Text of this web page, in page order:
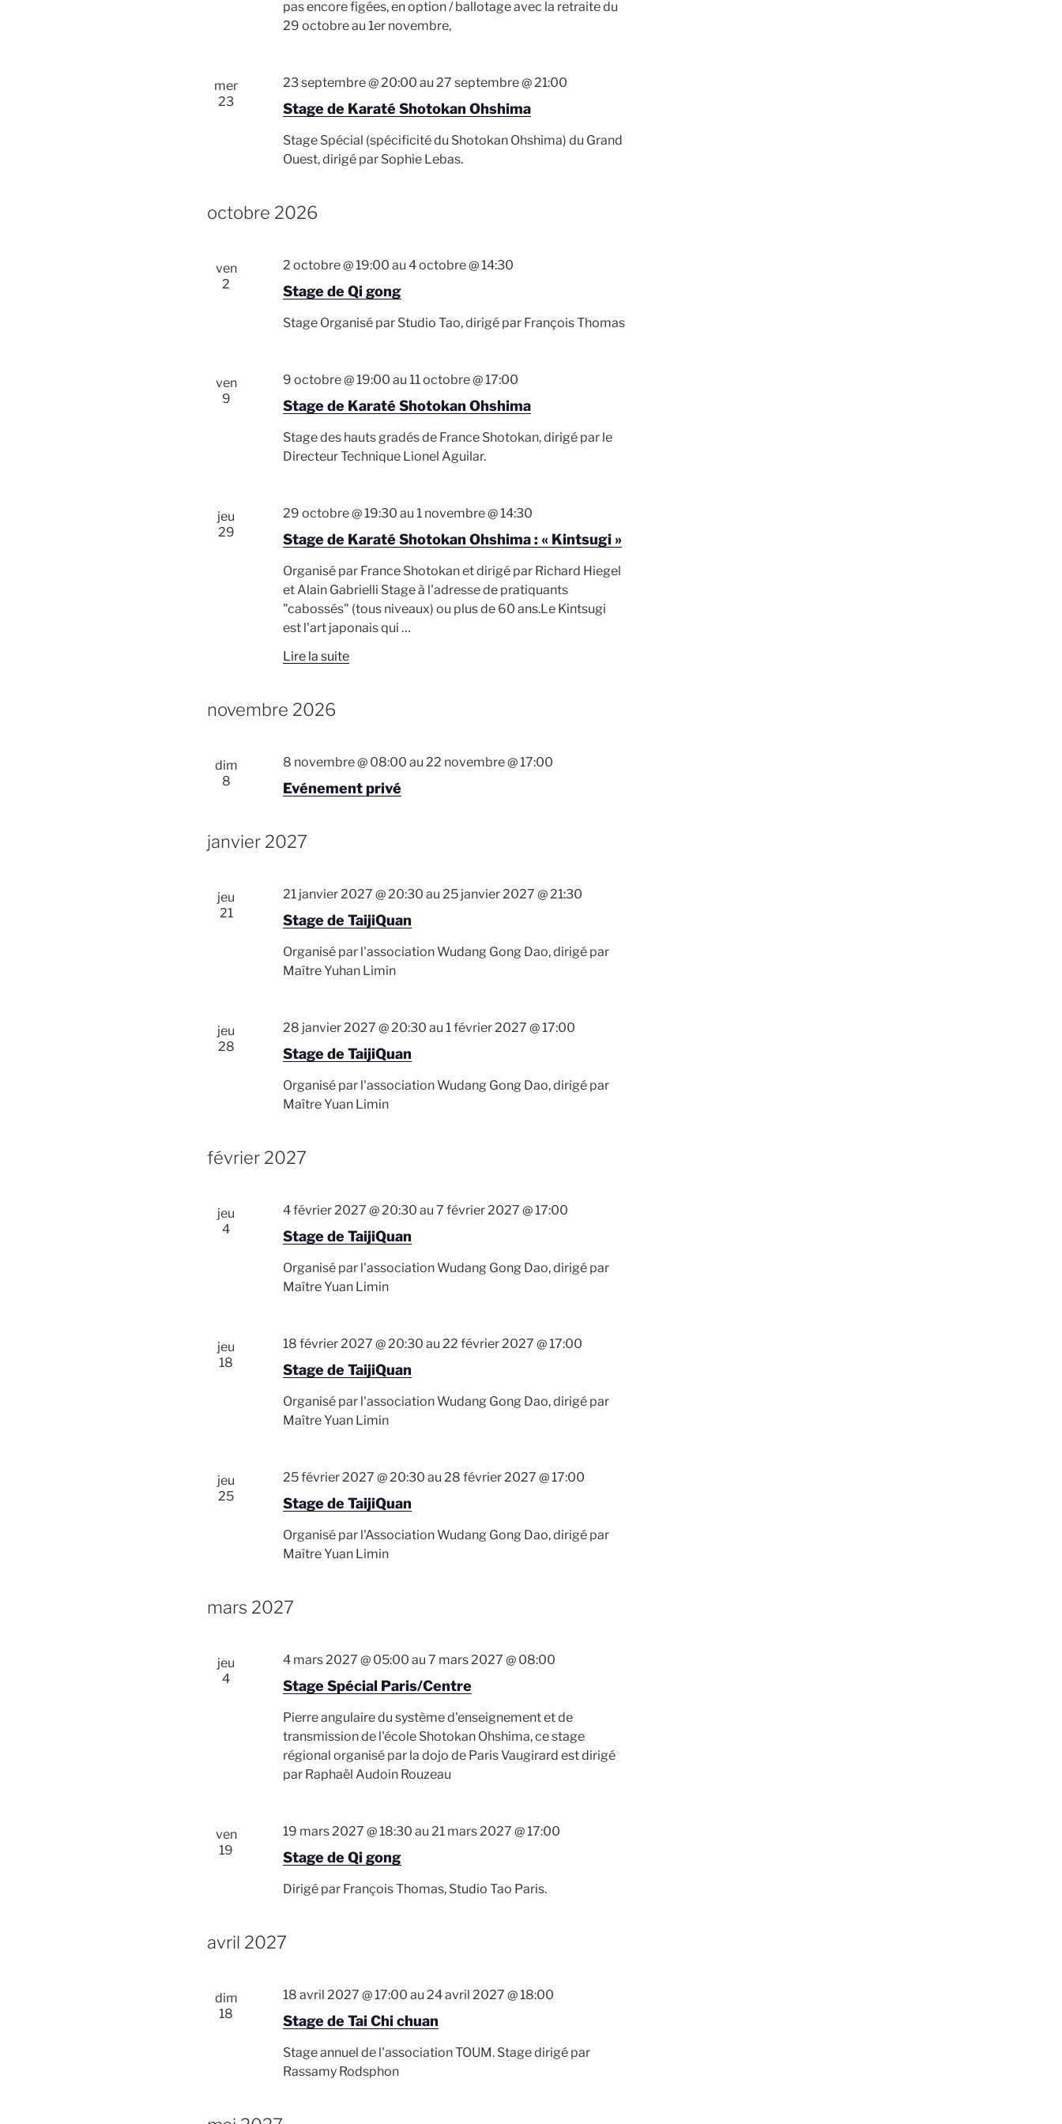
d
a
.
pas encore figées, en option / ballotage avec la retraite du
29 octobre au 1er novembre,
mer
23
Stage de Karaté Shotokan Ohshima
23 septembre @ 20:00 au27 septembre @ 21:00
Stage Spécial (spécificité du Shotokan Ohshima) du Grand
Ouest, dirigé par Sophie Lebas.
octobre 2026
ven
2
Stage de Qi gong
2 octobre @ 19:00 au4 octobre @ 14:30
Stage Organisé par Studio Tao, dirigé par François Thomas
ven
9
Stage de Karaté Shotokan Ohshima
9 octobre @ 19:00 au11 octobre @ 17:00
Stage des hauts gradés de France Shotokan, dirigé par le
Directeur Technique Lionel Aguilar.
jeu
29
Stage de Karaté Shotokan Ohshima : « Kintsugi »
29 octobre @ 19:30 au1 novembre @ 14:30
Organisé par France Shotokan et dirigé par Richard Hiegel
et Alain Gabrielli Stage à l'adresse de pratiquants
"cabossés" (tous niveaux) ou plus de 60 ans.Le Kintsugi
est l'art japonais qui …
Lire la suite
novembre 2026
dim
8
Evénement privé
8 novembre @ 08:00 au22 novembre @ 17:00
janvier 2027
jeu
21
Stage de TaijiQuan
21 janvier 2027 @ 20:30 au25 janvier 2027 @ 21:30
Organisé par l'association Wudang Gong Dao, dirigé par
Maître Yuhan Limin
jeu
28
Stage de TaijiQuan
28 janvier 2027 @ 20:30 au1 février 2027 @ 17:00
Organisé par l'association Wudang Gong Dao, dirigé par
Maître Yuan Limin
février 2027
jeu
4
Stage de TaijiQuan
4 février 2027 @ 20:30 au7 février 2027 @ 17:00
Organisé par l'association Wudang Gong Dao, dirigé par
Maître Yuan Limin
jeu
18
Stage de TaijiQuan
18 février 2027 @ 20:30 au22 février 2027 @ 17:00
Organisé par l'association Wudang Gong Dao, dirigé par
Maître Yuan Limin
jeu
25
Stage de TaijiQuan
25 février 2027 @ 20:30 au28 février 2027 @ 17:00
Organisé par l'Association Wudang Gong Dao, dirigé par
Maître Yuan Limin
mars 2027
jeu
4
Stage Spécial Paris/Centre
4 mars 2027 @ 05:00 au7 mars 2027 @ 08:00
Pierre angulaire du système d'enseignement et de
transmission de l'école Shotokan Ohshima, ce stage
régional organisé par la dojo de Paris Vaugirard est dirigé
par Raphaël Audoin Rouzeau
ven
19
Stage de Qi gong
19 mars 2027 @ 18:30 au21 mars 2027 @ 17:00
Dirigé par François Thomas, Studio Tao Paris.
avril 2027
dim
18
Stage de Tai Chi chuan
18 avril 2027 @ 17:00 au24 avril 2027 @ 18:00
Stage annuel de l'association TOUM. Stage dirigé par
Rassamy Rodsphon